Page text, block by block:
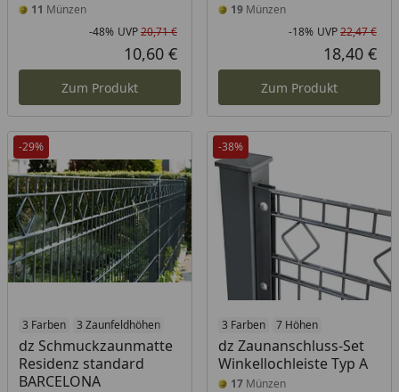
11 Münzen
Rabatt in Prozent
-48%
Ursprünglicher Preis
UVP20,71 €
Aktueller Preis
10,60 €
Zum Produkt
19Münzen
-18% UVP22,47 €
18,40 €
Zum Produkt
-29%
3 Farben 3 Zaunfeldhöhen
dz Schmuckzaunmatte
Residenz standard
BARCELONA
-38%
3 Farben 7 Höhen
dz Zaunanschluss-Set
Winkellochleiste Typ A
17Münzen